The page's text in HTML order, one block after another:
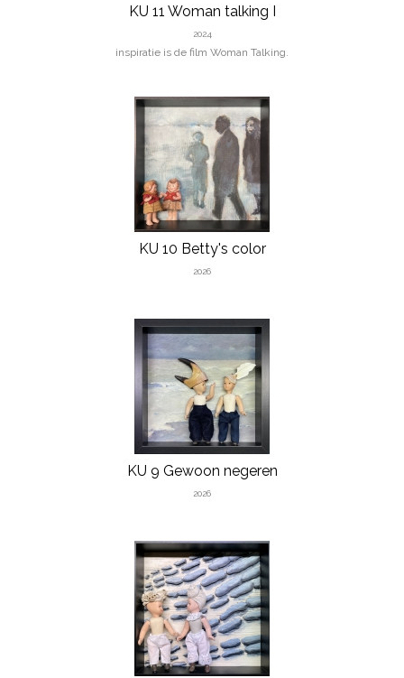
KU 11 Woman talking I
2024
inspiratie is de film Woman Talking.
KU 10 Betty's color
2026
KU 9 Gewoon negeren
2026